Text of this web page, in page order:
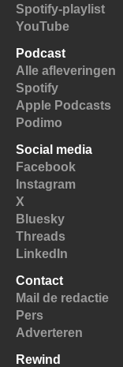
Spotify-playlist
YouTube
Podcast
Alle afleveringen
Spotify
Apple Podcasts
Podimo
Social media
Facebook
Instagram
X
Bluesky
Threads
LinkedIn
Contact
Mail de redactie
Pers
Adverteren
Rewind